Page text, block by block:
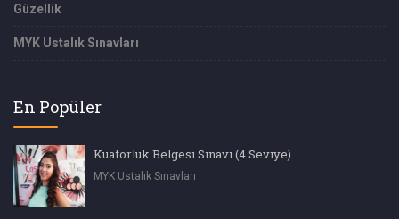
Güzellik
MYK Ustalık Sınavları
En Popüler
Kuaförlük Belgesi Sınavı (4.Seviye)
MYK Ustalık Sınavları